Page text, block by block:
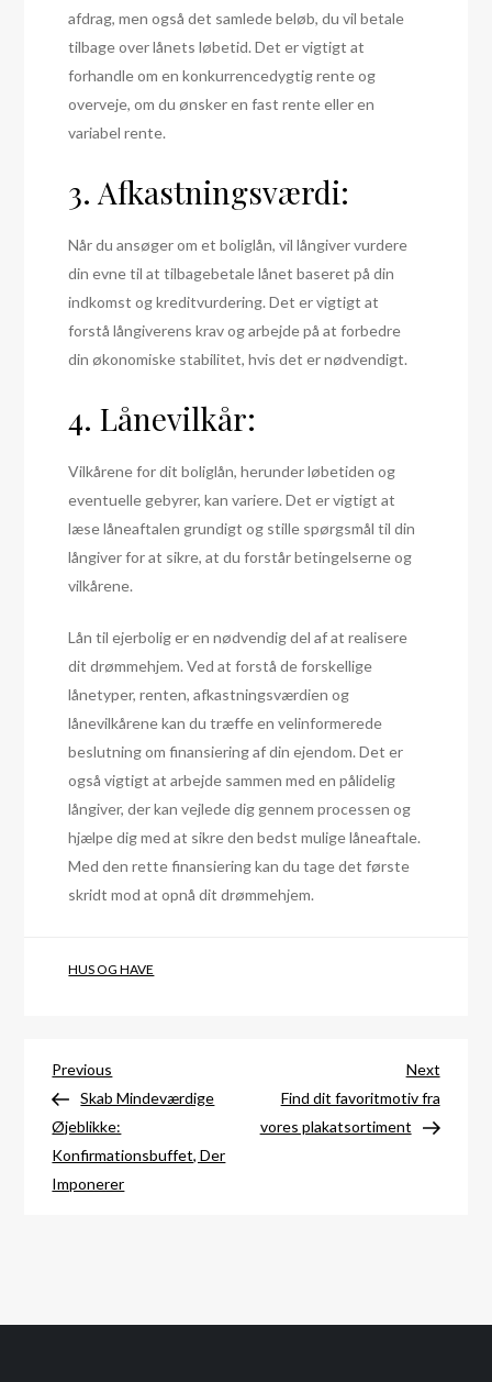
afdrag, men også det samlede beløb, du vil betale
tilbage over lånets løbetid. Det er vigtigt at
forhandle om en konkurrencedygtig rente og
overveje, om du ønsker en fast rente eller en
variabel rente.
3. Afkastningsværdi:
Når du ansøger om et boliglån, vil långiver vurdere
din evne til at tilbagebetale lånet baseret på din
indkomst og kreditvurdering. Det er vigtigt at
forstå långiverens krav og arbejde på at forbedre
din økonomiske stabilitet, hvis det er nødvendigt.
4. Lånevilkår:
Vilkårene for dit boliglån, herunder løbetiden og
eventuelle gebyrer, kan variere. Det er vigtigt at
læse låneaftalen grundigt og stille spørgsmål til din
långiver for at sikre, at du forstår betingelserne og
vilkårene.
Lån til ejerbolig er en nødvendig del af at realisere
dit drømmehjem. Ved at forstå de forskellige
lånetyper, renten, afkastningsværdien og
lånevilkårene kan du træffe en velinformerede
beslutning om finansiering af din ejendom. Det er
også vigtigt at arbejde sammen med en pålidelig
långiver, der kan vejlede dig gennem processen og
hjælpe dig med at sikre den bedst mulige låneaftale.
Med den rette finansiering kan du tage det første
skridt mod at opnå dit drømmehjem.
HUS OG HAVE
Indlægsnavigation
Previous
Post
Previous
Skab Mindeværdige
Øjeblikke:
Konfirmationsbuffet, Der
Imponerer
Next
Post
Next
Find dit favoritmotiv fra
vores plakatsortiment